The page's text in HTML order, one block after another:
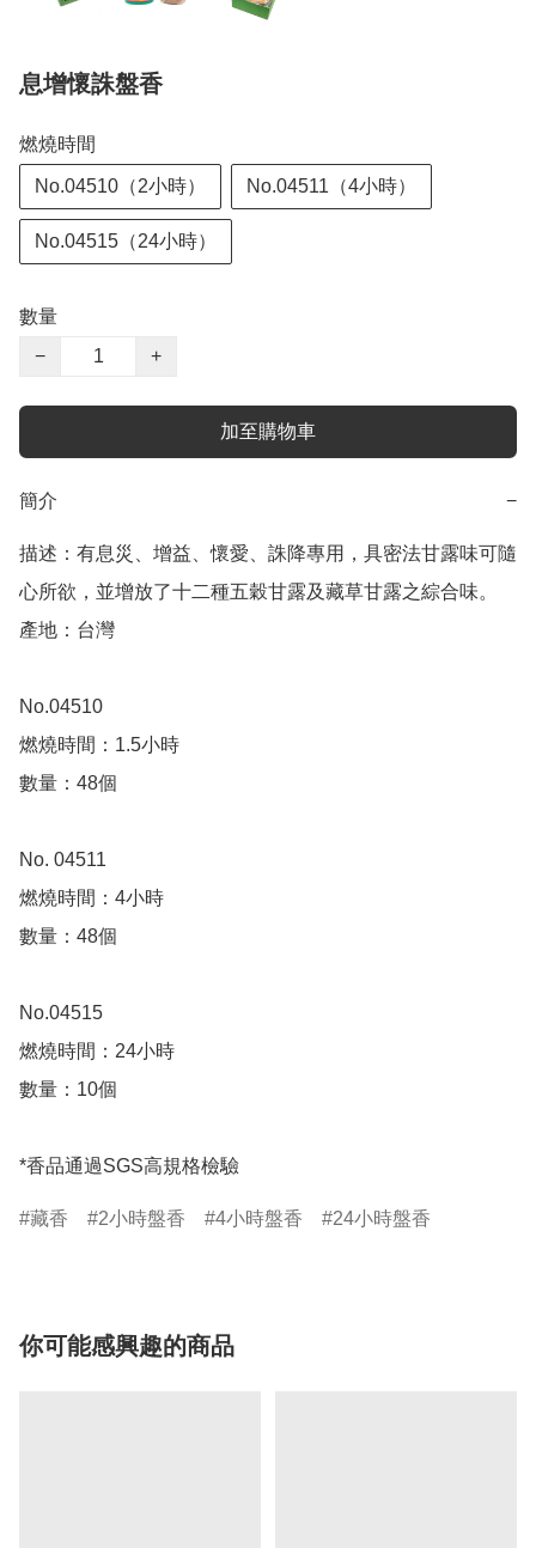
息增懷誅盤香
燃燒時間
No.04510（2小時） No.04511（4小時）
No.04515（24小時）
數量
−
+
加至購物車
簡介 −
描述：有息災、增益、懷愛、誅降專用，具密法甘露味可隨
心所欲，並增放了十二種五穀甘露及藏草甘露之綜合味。
產地：台灣
No.04510
燃燒時間：1.5小時
數量：48個
No. 04511
燃燒時間：4小時
數量：48個
No.04515
燃燒時間：24小時
數量：10個
*香品通過SGS高規格檢驗
藏香 2小時盤香 4小時盤香 24小時盤香
你可能感興趣的商品